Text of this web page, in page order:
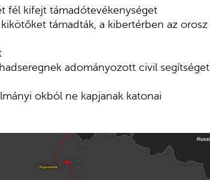
fél kifejt támadótevékenységet
támadták, a kibertérben az orosz
adományozott civil segítséget
okból ne kapjanak katonai